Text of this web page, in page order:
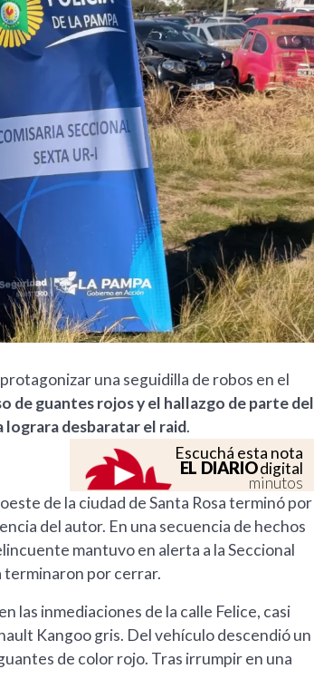
una seguidilla de robos en el
de guantes rojos y el hallazgo de parte del
lograra desbaratar el raid.
Escuchá esta nota
EL DIARIOdigital
minutos
de la ciudad de Santa Rosa terminó por
del autor. En una secuencia de hechos
mantuvo en alerta a la Seccional
terminaron por cerrar.
las inmediaciones de la calle Felice, casi
Kangoo gris. Del vehículo descendió un
de color rojo. Tras irrumpir en una